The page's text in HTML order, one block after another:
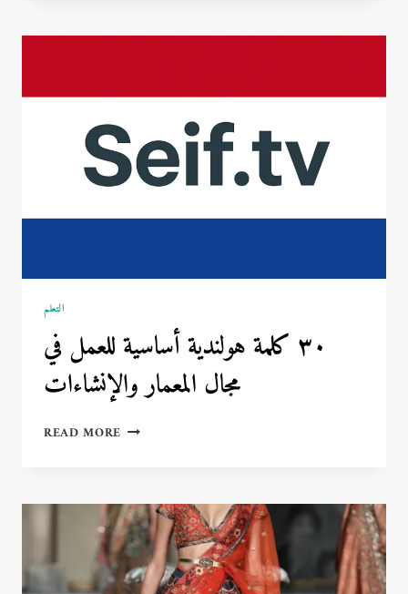
مستقبل
التعلم
٣٠ كلمة هولندية أساسية للعمل في
مجال المعمار والإنشاءات
READ MORE ٣٠
للعمل
في
مجال
المعمار
والإنشاءات